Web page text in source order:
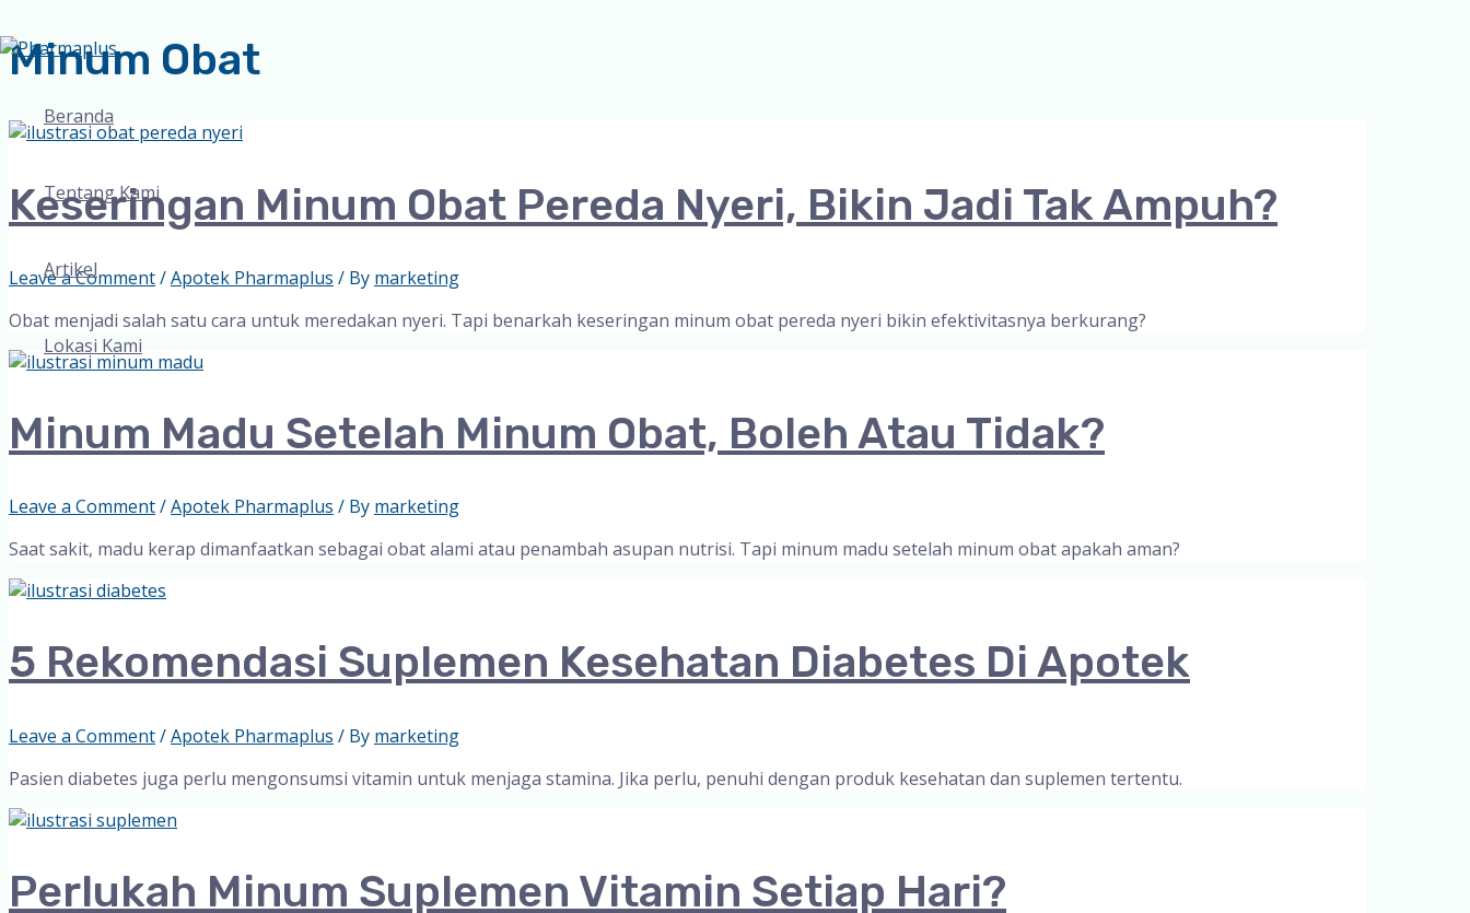
Skip
to
Beranda
Tentang Kami
Artikel
Lokasi Kami
Minum Obat
Keseringan Minum Obat Pereda Nyeri, Bikin Jadi Tak Ampuh?
Leave a Comment/Apotek Pharmaplus / By marketing
Obat menjadi salah satu cara untuk meredakan nyeri. Tapi benarkah keseringan minum obat pereda nyeri bikin efektivitasnya berkurang?
Minum Madu Setelah Minum Obat, Boleh Atau Tidak?
Leave a Comment/Apotek Pharmaplus / By marketing
Saat sakit, madu kerap dimanfaatkan sebagai obat alami atau penambah asupan nutrisi. Tapi minum madu setelah minum obat apakah aman?
5 Rekomendasi Suplemen Kesehatan Diabetes Di Apotek
Leave a Comment/Apotek Pharmaplus / By marketing
Pasien diabetes juga perlu mengonsumsi vitamin untuk menjaga stamina. Jika perlu, penuhi dengan produk kesehatan dan suplemen tertentu.
Perlukah Minum Suplemen Vitamin Setiap Hari?